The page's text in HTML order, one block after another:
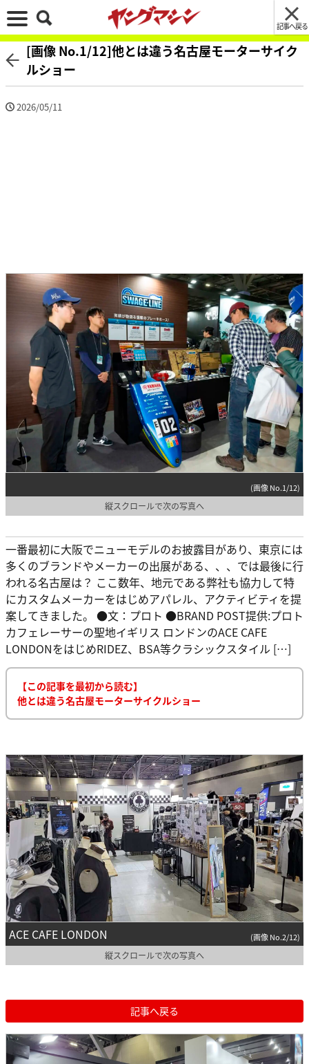
記事へ戻る
[画像 No.1/12]他とは違う名古屋モーターサイク
ルショー
2026/05/11
(画像 No.1/12)
縦スクロールで次の写真へ
一番最初に大阪でニューモデルのお披露目があり、東京には
多くのブランドやメーカーの出展がある、、、では最後に行
われる名古屋は？ ここ数年、地元である弊社も協力して特
にカスタムメーカーをはじめアパレル、アクティビティを提
案してきました。 ●文：プロト ●BRAND POST提供:プロト
カフェレーサーの聖地イギリス ロンドンのACE CAFE
LONDONをはじめRIDEZ、BSA等クラシックスタイル […]
【この記事を最初から読む】
他とは違う名古屋モーターサイクルショー
ACE CAFE LONDON (画像 No.2/12)
縦スクロールで次の写真へ
記事へ戻る